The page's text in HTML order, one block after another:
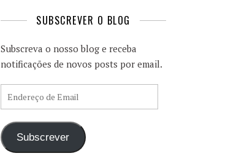
SUBSCREVER O BLOG
Subscreva o nosso blog e receba
notificações de novos posts por email.
Endereço de Email
Subscrever